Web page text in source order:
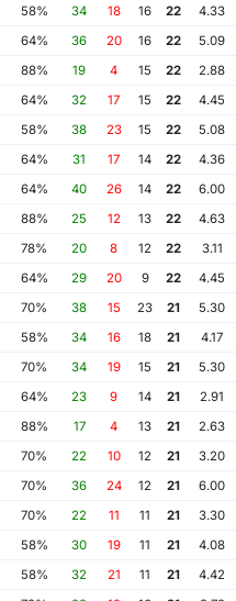
58% 34 18 16 22
4.33
64% 36 20 16 22
5.09
88% 19 4 15 22
2.88
64% 32 17 15 22
4.45
58% 38 23 15 22
5.08
64% 31 17 14 22
4.36
64% 40 26 14 22
6.00
88% 25 12 13 22
4.63
78% 20 8 12 22
3.11
64% 29 20 9 22
4.45
70% 38 15 23 21
5.30
58% 34 16 18 21
4.17
70% 34 19 15 21
5.30
64% 23 9 14 21
2.91
II
88% 17 4 13 21
2.63
70% 22 10 12 21
3.20
70% 36 24 12 21
6.00
FC Matamoros II
70% 22 11 11 21
3.30
58% 30 19 11 21
4.08
58% 32 21 11 21
4.42